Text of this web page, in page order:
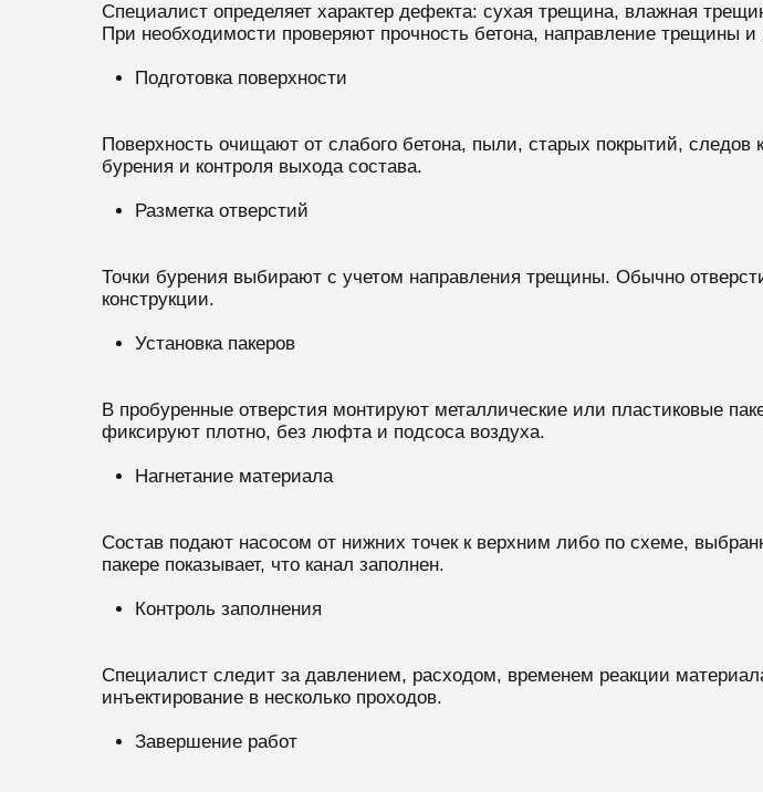
Специалист определяет характер дефекта: сухая трещина, влажная
При необходимости проверяют прочность бетона, направление трещины и
Подготовка поверхности
Поверхность очищают от слабого бетона, пыли, старых покрытий,
бурения и контроля выхода состава.
Разметка отверстий
Точки бурения выбирают с учетом направления трещины. Обычно
конструкции.
Установка пакеров
В пробуренные отверстия монтируют металлические или пластиковые
фиксируют плотно, без люфта и подсоса воздуха.
Нагнетание материала
Состав подают насосом от нижних точек к верхним либо по схеме,
пакере показывает, что канал заполнен.
Контроль заполнения
Специалист следит за давлением, расходом, временем реакции
инъектирование в несколько проходов.
Завершение работ